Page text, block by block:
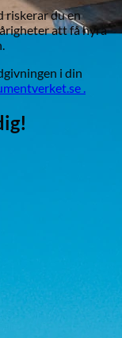
riskerar du en
att få hyra
i din
.